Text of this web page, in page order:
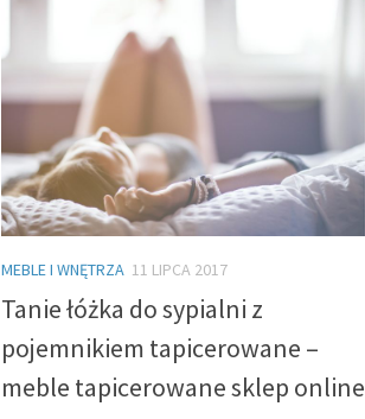
MEBLE I WNĘTRZA 11 LIPCA 2017
Tanie łóżka do sypialni z
pojemnikiem tapicerowane –
meble tapicerowane sklep online